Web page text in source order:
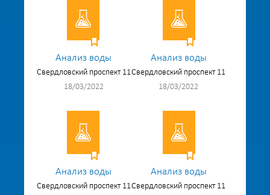
Анализ воды
Свердловский проспект 11
18/03/2022
Анализ воды
Свердловский проспект 11
18/03/2022
Анализ воды
Свердловский проспект 11
Анализ воды
Свердловский проспект 11